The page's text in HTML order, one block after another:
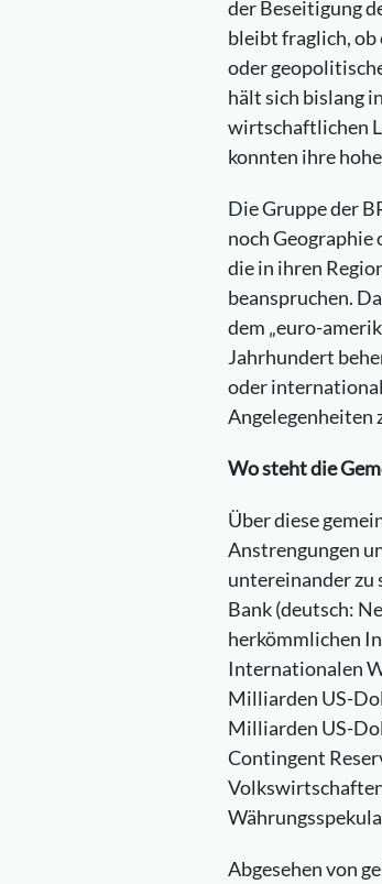
der Beseitigung
bleibt fraglich, ob
oder
hält sich bislang
wirtschaftlichen
konnten ihre
Die Gruppe der
noch
die in ihren
beanspruchen.
dem „euro-
Jahrhundert
oder
Angelegenheiten
Wo steht die
Über diese
Anstrengungen
untereinander zu
Bank (deutsch:
herkömmlichen
Internationalen
Milliarden US-
Milliarden US-
Contingent
Abgesehen von